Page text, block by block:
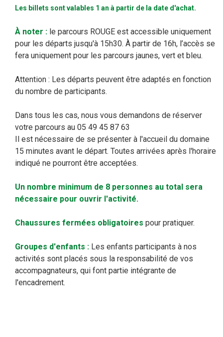
Les billets sont valables 1 an à partir de la date d'achat.
À noter : le parcours ROUGE est accessible uniquement
pour les départs jusqu'à 15h30. À partir de 16h, l’accès se
fera uniquement pour les parcours jaunes, vert et bleu.
Attention : Les départs peuvent être adaptés en fonction
du nombre de participants.
Dans tous les cas, nous vous demandons de réserver
votre parcours au 05 49 45 87 63
Il est nécessaire de se présenter à l'accueil du domaine
15 minutes avant le départ. Toutes arrivées après l'horaire
indiqué ne pourront être acceptées.
Un nombre minimum de 8 personnes au total sera
nécessaire pour ouvrir l'activité.
Chaussures fermées obligatoires pour pratiquer.
Groupes d'enfants : Les enfants participants à nos
activités sont placés sous la responsabilité de vos
accompagnateurs, qui font partie intégrante de
l'encadrement.